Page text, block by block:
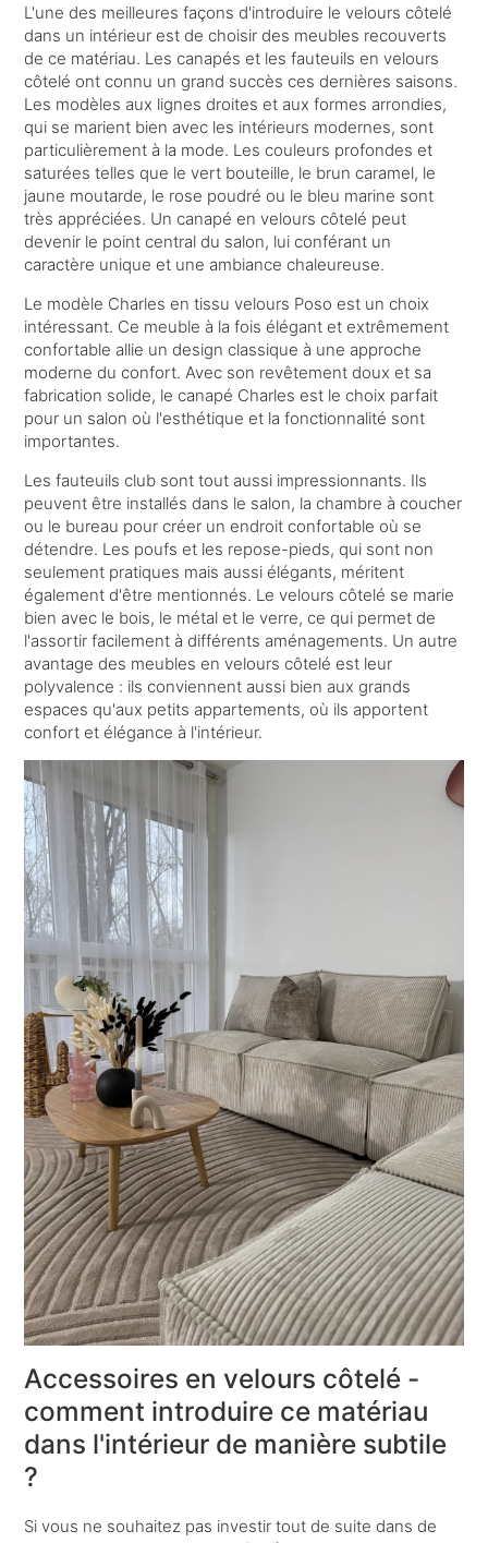
L'une des meilleures façons d'introduire le velours côtelé
dans un intérieur est de choisir des meubles recouverts
de ce matériau. Les canapés et les fauteuils en velours
côtelé ont connu un grand succès ces dernières saisons.
Les modèles aux lignes droites et aux formes arrondies,
qui se marient bien avec les intérieurs modernes, sont
particulièrement à la mode. Les couleurs profondes et
saturées telles que le vert bouteille, le brun caramel, le
jaune moutarde, le rose poudré ou le bleu marine sont
très appréciées. Un canapé en velours côtelé peut
devenir le point central du salon, lui conférant un
caractère unique et une ambiance chaleureuse.
Le modèle Charles en tissu velours Poso est un choix
intéressant. Ce meuble à la fois élégant et extrêmement
confortable allie un design classique à une approche
moderne du confort. Avec son revêtement doux et sa
fabrication solide, le canapé Charles est le choix parfait
pour un salon où l'esthétique et la fonctionnalité sont
importantes.
Les fauteuils club sont tout aussi impressionnants. Ils
peuvent être installés dans le salon, la chambre à coucher
ou le bureau pour créer un endroit confortable où se
détendre. Les poufs et les repose-pieds, qui sont non
seulement pratiques mais aussi élégants, méritent
également d'être mentionnés. Le velours côtelé se marie
bien avec le bois, le métal et le verre, ce qui permet de
l'assortir facilement à différents aménagements. Un autre
avantage des meubles en velours côtelé est leur
polyvalence : ils conviennent aussi bien aux grands
espaces qu'aux petits appartements, où ils apportent
confort et élégance à l'intérieur.
Accessoires en velours côtelé -
comment introduire ce matériau
dans l'intérieur de manière subtile
?
Si vous ne souhaitez pas investir tout de suite dans de